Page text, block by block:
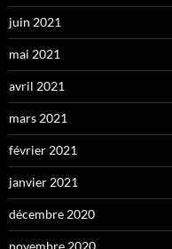
juin 2021
mai 2021
avril 2021
mars 2021
février 2021
janvier 2021
décembre 2020